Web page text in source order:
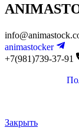
animastocker
+7(981)739-37-91
Закрыть